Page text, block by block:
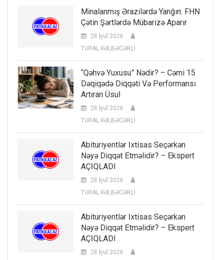
Minalanmış Ərazilərdə Yanğın: FHN
Çətin Şərtlərdə Mübarizə Aparır
28 İyul 2026
TURAL KƏLBƏCƏRLİ
“Qəhvə Yuxusu” Nədir? – Cəmi 15
Dəqiqədə Diqqəti Və Performansı
Artıran Üsul
28 İyul 2026
TURAL KƏLBƏCƏRLİ
Abituriyentlər Ixtisas Seçərkən
Nəyə Diqqət Etməlidir? – Ekspert
AÇIQLADI
28 İyul 2026
TURAL KƏLBƏCƏRLİ
Abituriyentlər Ixtisas Seçərkən
Nəyə Diqqət Etməlidir? – Ekspert
AÇIQLADI
28 İyul 2026